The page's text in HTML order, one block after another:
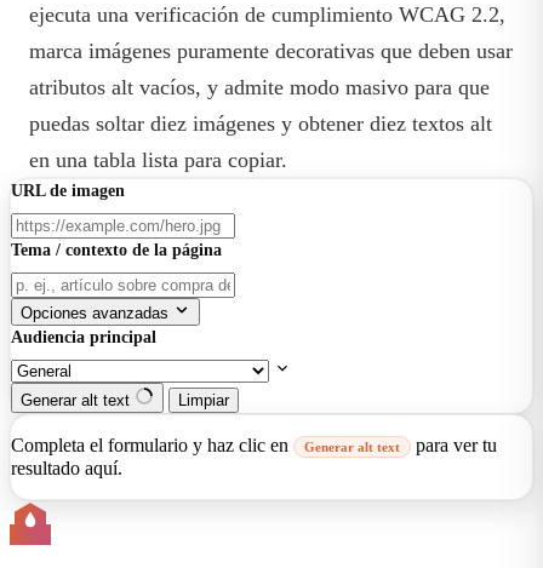
ejecuta una verificación de cumplimiento WCAG 2.2,
marca imágenes puramente decorativas que deben usar
atributos alt vacíos, y admite modo masivo para que
puedas soltar diez imágenes y obtener diez textos alt
en una tabla lista para copiar.
URL de imagen
Tema / contexto de la página
Opciones avanzadas
Audiencia principal
Generar alt text Limpiar
Completa el formulario y haz clic en Generar alt text
para ver tu
resultado aquí.